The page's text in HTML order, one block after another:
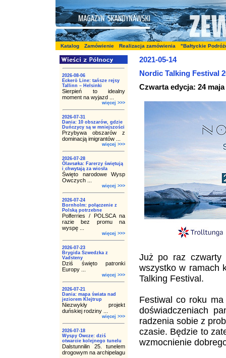
Katalog Zamówienie Realizacja zamówienia "Bałtyckie
2026-08-06
Eckerö Line: tańsze rejsy
Tallinn – Helsinki
Sierpień to idealny
moment na wyjazd ...
więcej >>>
2026-07-31
Dania: 10 obszarów, gdzie
Duńczycy są w mniejszości
Przybywa obszarów z
dominacją imigrantów ...
więcej >>>
2026-07-28
Ólavsøka: Farerzy świętują
i chwytają za wiosła
Święto narodowe Wysp
Owczych ...
więcej >>>
2026-07-24
Bornholm: połączenie z
Polską potrzebne
Polferries / POLSCA na
razie bez promu na
wyspę ...
więcej >>>
2026-07-23
Brygida Szwedzka z
Vadsteny
Dziś święto patronki
Europy ...
więcej >>>
2026-07-21
Dania: mapa świata nad
jeziorem Klejtrup
Niezwykły projekt
duńskiej rodziny ...
więcej >>>
2026-07-18
Wyspy Owcze: dziś
otwarcie kolejnego tunelu
Dalstunnilin 25. tunelem
drogowym na archipelagu
2021-05-14
Nordic Talking Festival
Czwarta edycja: 24
Już po raz czwarty
wszystko w ramach
Talking Festival.
Festiwal co roku
doświadczeniach
radzenia sobie z
czasie. Będzie to
wzmocnienie